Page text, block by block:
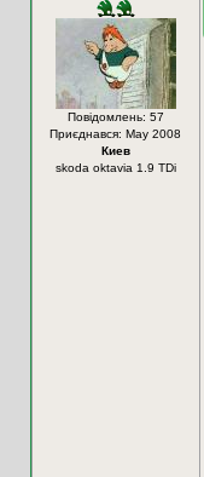
Повідомлень: 57
Приєднався: May 2008
Киев
skoda oktavia 1.9 TDi